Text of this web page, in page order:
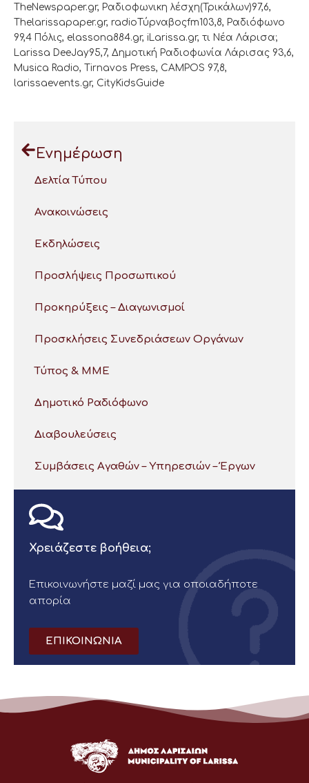
TheNewspaper.gr, Ραδιοφωνικη λέσχη(Τρικάλων)97,6,
Thelarissapaper.gr, radioΤύρναβοςfm103,8, Ραδιόφωνο
99,4 Πόλις, elassona884.gr, iLarissa.gr, τι Νέα Λάρισα;
Larissa DeeJay95,7, Δημοτική Ραδιοφωνία Λάρισας 93,6,
Musica Radio, Tirnavos Press, CAMPOS 97,8,
larissaevents.gr, CityKidsGuide
Ενημέρωση
Δελτία Τύπου
Ανακοινώσεις
Εκδηλώσεις
Προσλήψεις Προσωπικού
Προκηρύξεις – Διαγωνισμοί
Προσκλήσεις Συνεδριάσεων Οργάνων
Τύπος & ΜΜΕ
Δημοτικό Ραδιόφωνο
Διαβουλεύσεις
Συμβάσεις Αγαθών – Υπηρεσιών – Έργων
Χρειάζεστε βοήθεια;
Επικοινωνήστε μαζί μας για οποιαδήποτε
απορία
ΕΠΙΚΟΙΝΩΝΙΑ